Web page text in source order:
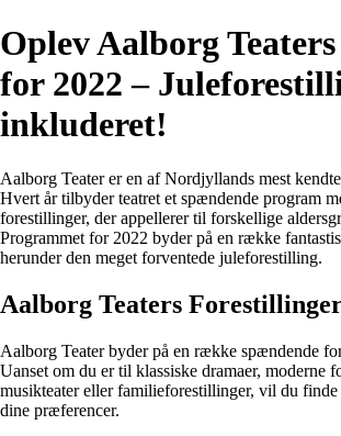
Oplev Aalborg
for 2022 –
inkluderet!
Aalborg Teater er en af Nordjyllands mest
Hvert år tilbyder teatret et spændende program
forestillinger, der appellerer til forskellige
Programmet for 2022 byder på en række
herunder den meget forventede juleforestilling.
Aalborg Teaters
Aalborg Teater byder på en række spændende
Uanset om du er til klassiske dramaer, moderne
musikteater eller familieforestillinger, vil du finde
dine præferencer.